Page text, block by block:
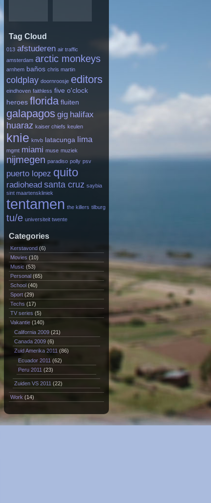
Tag Cloud
013 afstuderen air traffic
amsterdam arctic monkeys
arnhem baños chris martin
coldplay doornroosje editors
eindhoven faithless five o'clock
heroes florida fluiten
galapagos gig halifax
huaraz kaiser chiefs keulen
knie knvb latacunga lima
mgmt miami muse muziek
nijmegen paradiso polly psv
puerto lopez quito
radiohead santa cruz saybia
sint maartenskliniek
tentamen the killers tilburg
tu/e universiteit twente
Categories
Kerstavond(6)
Movies (10)
Music (53)
Personal(65)
School(40)
Sport(29)
Techs (17)
TV series (5)
Vakantie(140)
California 2009(21)
Canada 2009(6)
Zuid Amerika 2011 (86)
Ecuador 2011 (62)
Peru 2011 (23)
Zuiden VS 2011 (22)
Work (14)